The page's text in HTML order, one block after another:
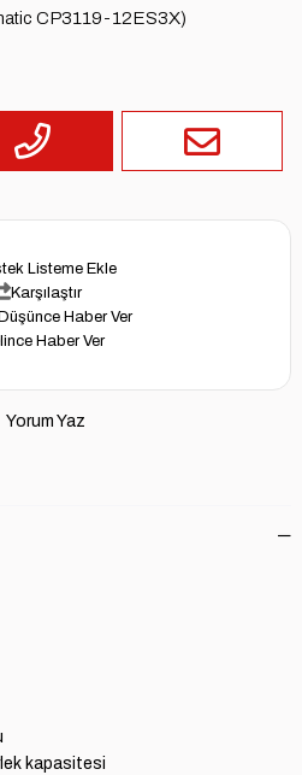
CP3119-12ES3X)
Listeme Ekle
Karşılaştır
Haber Ver
Haber Ver
Yorum Yaz
kapasitesi